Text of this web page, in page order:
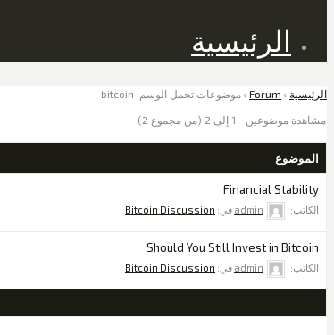
الرئيسية
الرئيسية ›
Forum
› موضوعات تحمل الوسم: bitcoin
مشاهدة موضوعين - 1 إلى 2 (من مجموع 2)
الموضوع
Financial Stability
الكاتب: admin في: Bitcoin Discussion
Should You Still Invest in Bitcoin
الكاتب: admin في: Bitcoin Discussion